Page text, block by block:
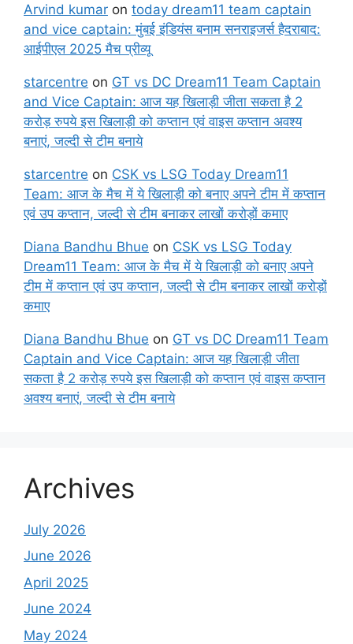
Arvind kumar on today dream11 team captain
and vice captain: मुंबई इंडियंस बनाम सनराइजर्स हैदराबाद:
आईपीएल 2025 मैच प्रीव्यू
starcentre on GT vs DC Dream11 Team Captain
and Vice Captain: आज यह खिलाड़ी जीता सकता है 2
करोड़ रुपये इस खिलाड़ी को कप्तान एवं वाइस कप्तान अवश्य
बनाएं, जल्दी से टीम बनाये
starcentre on CSK vs LSG Today Dream11
Team: आज के मैच में ये खिलाड़ी को बनाए अपने टीम में कप्तान
एवं उप कप्तान, जल्दी से टीम बनाकर लाखों करोड़ों कमाए
Diana Bandhu Bhue on CSK vs LSG Today
Dream11 Team: आज के मैच में ये खिलाड़ी को बनाए अपने
टीम में कप्तान एवं उप कप्तान, जल्दी से टीम बनाकर लाखों करोड़ों
कमाए
Diana Bandhu Bhue on GT vs DC Dream11 Team
Captain and Vice Captain: आज यह खिलाड़ी जीता
सकता है 2 करोड़ रुपये इस खिलाड़ी को कप्तान एवं वाइस कप्तान
अवश्य बनाएं, जल्दी से टीम बनाये
Archives
July 2026
June 2026
April 2025
June 2024
May 2024